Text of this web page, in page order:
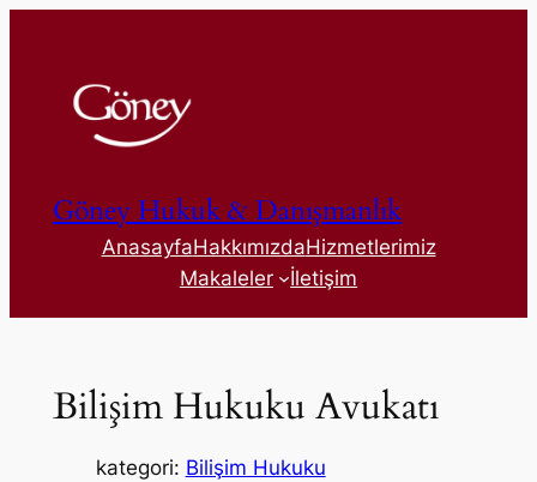
Göney Hukuk & Danışmanlık
AnasayfaHakkımızdaHizmetlerimiz
Makaleler
İletişim
Bilişim Hukuku Avukatı
kategori: Bilişim Hukuku